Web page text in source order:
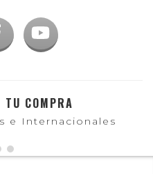
TU COMPRA
e Internacionales